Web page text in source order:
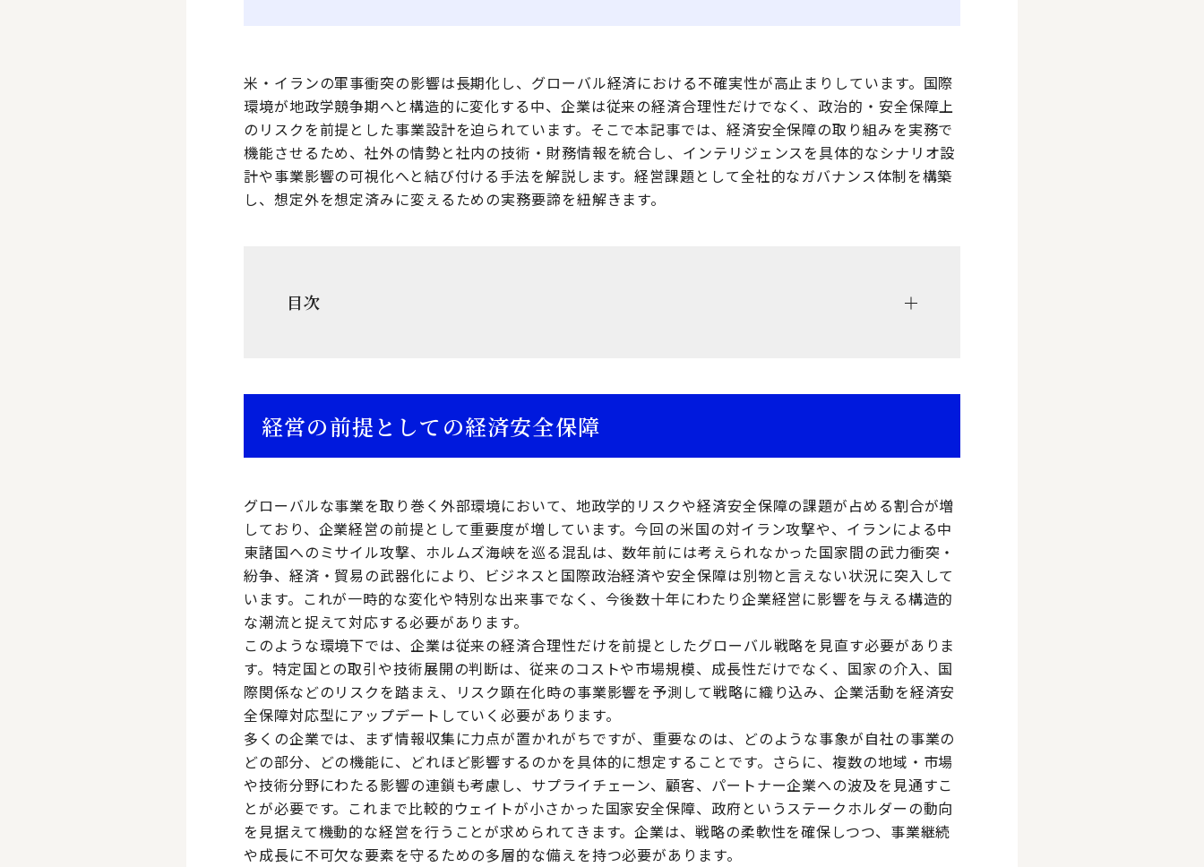
米・イランの軍事衝突の影響は長期化し、グローバル経済における不確実性が高止まりしています。国際
環境が地政学競争期へと構造的に変化する中、企業は従来の経済合理性だけでなく、政治的・安全保障上
のリスクを前提とした事業設計を迫られています。そこで本記事では、経済安全保障の取り組みを実務で
機能させるため、社外の情勢と社内の技術・財務情報を統合し、インテリジェンスを具体的なシナリオ設
計や事業影響の可視化へと結び付ける手法を解説します。経営課題として全社的なガバナンス体制を構築
し、想定外を想定済みに変えるための実務要諦を紐解きます。
目次
経営の前提としての経済安全保障
グローバルな事業を取り巻く外部環境において、地政学的リスクや経済安全保障の課題が占める割合が増
しており、企業経営の前提として重要度が増しています。今回の米国の対イラン攻撃や、イランによる中
東諸国へのミサイル攻撃、ホルムズ海峡を巡る混乱は、数年前には考えられなかった国家間の武力衝突・
紛争、経済・貿易の武器化により、ビジネスと国際政治経済や安全保障は別物と言えない状況に突入して
います。これが一時的な変化や特別な出来事でなく、今後数十年にわたり企業経営に影響を与える構造的
な潮流と捉えて対応する必要があります。
このような環境下では、企業は従来の経済合理性だけを前提としたグローバル戦略を見直す必要がありま
す。特定国との取引や技術展開の判断は、従来のコストや市場規模、成長性だけでなく、国家の介入、国
際関係などのリスクを踏まえ、リスク顕在化時の事業影響を予測して戦略に織り込み、企業活動を経済安
全保障対応型にアップデートしていく必要があります。
多くの企業では、まず情報収集に力点が置かれがちですが、重要なのは、どのような事象が自社の事業の
どの部分、どの機能に、どれほど影響するのかを具体的に想定することです。さらに、複数の地域・市場
や技術分野にわたる影響の連鎖も考慮し、サプライチェーン、顧客、パートナー企業への波及を見通すこ
とが必要です。これまで比較的ウェイトが小さかった国家安全保障、政府というステークホルダーの動向
を見据えて機動的な経営を行うことが求められてきます。企業は、戦略の柔軟性を確保しつつ、事業継続
や成長に不可欠な要素を守るための多層的な備えを持つ必要があります。